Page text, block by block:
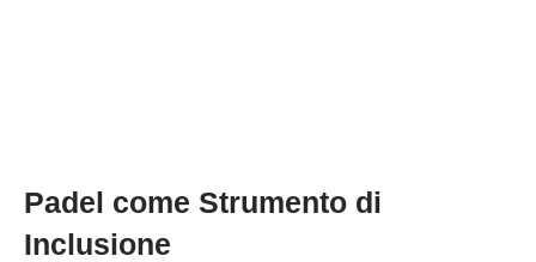
Padel come Strumento di
Inclusione